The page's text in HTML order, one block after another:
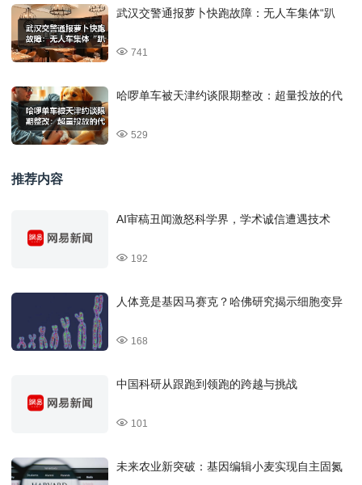
武汉交警通报萝卜快跑故障：无人车集体“趴
741
哈啰单车被天津约谈限期整改：超量投放的代
529
推荐内容
AI审稿丑闻激怒科学界，学术诚信遭遇技术
192
人体竟是基因马赛克？哈佛研究揭示细胞变异
168
中国科研从跟跑到领跑的跨越与挑战
101
未来农业新突破：基因编辑小麦实现自主固氮